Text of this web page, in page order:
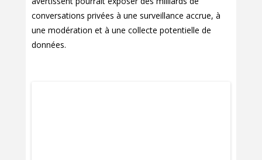
conversations privées à une surveillance accrue, à
une modération et à une collecte potentielle de
données.